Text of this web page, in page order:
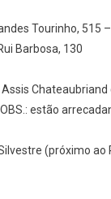
Tourinho, 515
Barbosa, 130
estão
(próximo